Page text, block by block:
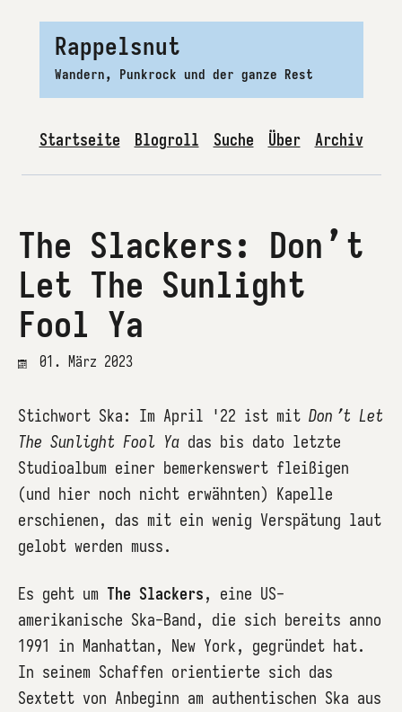
Rappelsnut
Wandern, Punkrock und der ganze Rest
Startseite Blogroll Suche Über Archiv
The Slackers: Don’t
Let The Sunlight
Fool Ya
01. März 2023
Stichwort Ska: Im April '22 ist mit Don’t Let
The Sunlight Fool Ya das bis dato letzte
Studioalbum einer bemerkenswert fleißigen
(und hier noch nicht erwähnten) Kapelle
erschienen, das mit ein wenig Verspätung laut
gelobt werden muss.
Es geht um The Slackers, eine US-
amerikanische Ska-Band, die sich bereits anno
1991 in Manhattan, New York, gegründet hat.
In seinem Schaffen orientierte sich das
Sextett von Anbeginn am authentischen Ska aus